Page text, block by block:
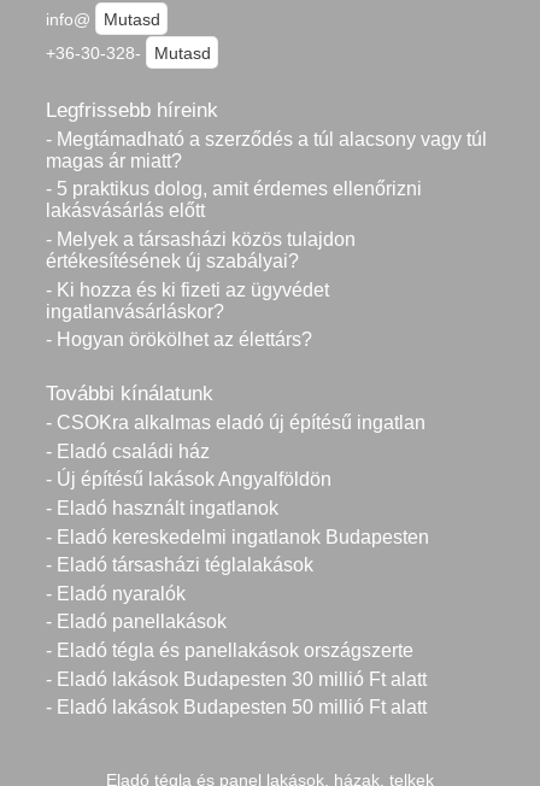
info@
Mutasd
+36-30-328-
Mutasd
Legfrissebb híreink
- Megtámadható a szerződés a túl alacsony vagy túl
magas ár miatt?
- 5 praktikus dolog, amit érdemes ellenőrizni
lakásvásárlás előtt
- Melyek a társasházi közös tulajdon
értékesítésének új szabályai?
- Ki hozza és ki fizeti az ügyvédet
ingatlanvásárláskor?
- Hogyan örökölhet az élettárs?
További kínálatunk
- CSOKra alkalmas eladó új építésű ingatlan
- Eladó családi ház
- Új építésű lakások Angyalföldön
- Eladó használt ingatlanok
- Eladó kereskedelmi ingatlanok Budapesten
- Eladó társasházi téglalakások
- Eladó nyaralók
- Eladó panellakások
- Eladó tégla és panellakások országszerte
- Eladó lakások Budapesten 30 millió Ft alatt
- Eladó lakások Budapesten 50 millió Ft alatt
Eladó tégla és panel lakások, házak, telkek